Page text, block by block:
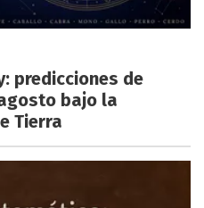
predicciones de
bajo la
Tierra